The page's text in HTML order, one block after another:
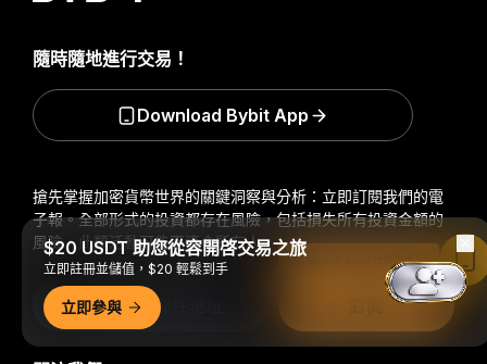
搶先掌握加密貨幣世界的關鍵洞察與分析：立即訂閱我們的電
子報。全部形式的投資都存在風險，包括損失所有投資金額的
風險。此類活動可能不適合所有人。
隨時隨地進行交易！
Download Bybit App
$20 USDT 助您從容開啓交易之旅
立即註冊並儲值，$20 輕鬆到手
立即參與
在 Bybit App 中閱讀